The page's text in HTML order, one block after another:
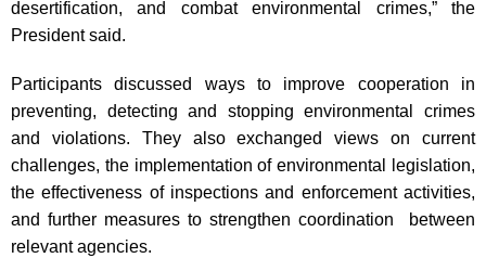
desertification, and combat environmental crimes,” the
President said.
Participants discussed ways to improve cooperation in
preventing, detecting and stopping environmental crimes
and violations. They also exchanged views on current
challenges, the implementation of environmental legislation,
the effectiveness of inspections and enforcement activities,
and further measures to strengthen coordination between
relevant agencies.